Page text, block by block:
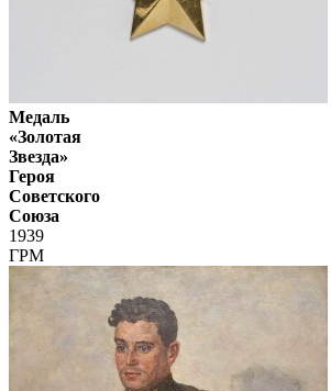
Медаль
«Золотая
Звезда»
Героя
Советского
Союза
1939
ГРМ